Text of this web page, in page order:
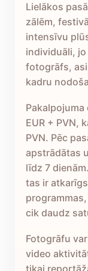
Lielākos
zālēm,
intensīvu
individuāli,
fotogrāfs,
kadru
EUR + PVN,
PVN. Pēc
apstrādātas
līdz 7
tas ir
cik daudz
Fotogrāfu
video